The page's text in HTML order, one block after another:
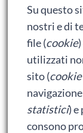
anche se
non ho
Match,
forse
fuciloni
Su questo
nostri e di
file (cookie
utilizzati
sito (
statistici)
consono